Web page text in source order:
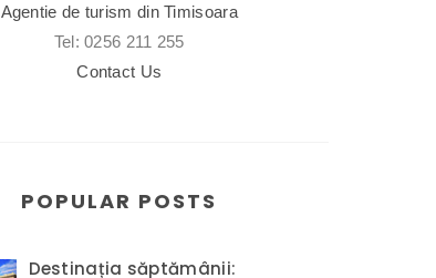
Agentie de turism din Timisoara
Tel: 0256 211 255
Contact Us
POPULAR POSTS
Destinația săptămânii: